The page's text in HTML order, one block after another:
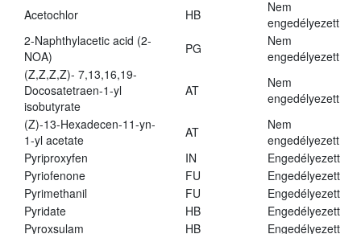
Acetochlor
HB
Nem
engedélyezett
2-Naphthylacetic acid (2-
NOA)
PG
Nem
engedélyezett
(Z,Z,Z,Z)- 7,13,16,19-
Docosatetraen-1-yl
isobutyrate
AT
Nem
engedélyezett
(Z)-13-Hexadecen-11-yn-
1-yl acetate
AT
Nem
engedélyezett
Pyriproxyfen
IN
Engedélyezett
Pyriofenone
FU
Engedélyezett
Pyrimethanil
FU
Engedélyezett
Pyridate
HB
Engedélyezett
Pyroxsulam
HB
Engedélyezett